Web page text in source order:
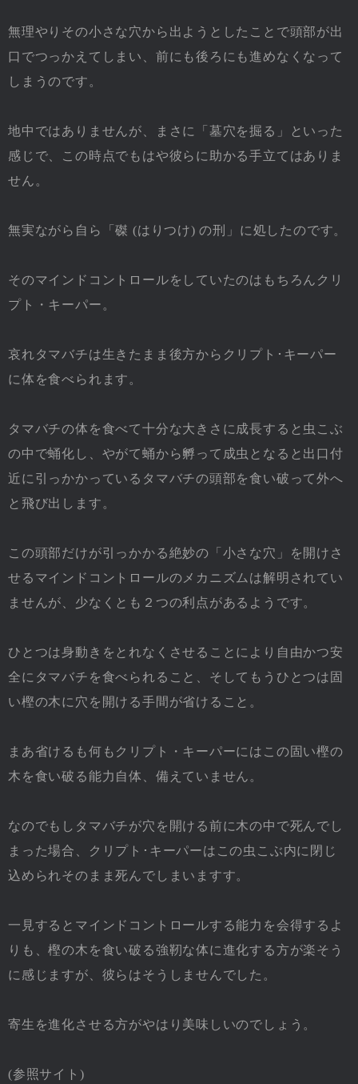
無理やりその小さな穴から出ようとしたことで頭部が出
口でつっかえてしまい、前にも後ろにも進めなくなって
しまうのです。
地中ではありませんが、まさに「墓穴を掘る」といった
感じで、この時点でもはや彼らに助かる手立てはありま
せん。
無実ながら自ら「磔 (はりつけ) の刑」に処したのです。
そのマインドコントロールをしていたのはもちろんクリ
プト・キーパー。
哀れタマバチは生きたまま後方からクリプト･キーパー
に体を食べられます。
タマバチの体を食べて十分な大きさに成長すると虫こぶ
の中で蛹化し、やがて蛹から孵って成虫となると出口付
近に引っかかっているタマバチの頭部を食い破って外へ
と飛び出します。
この頭部だけが引っかかる絶妙の「小さな穴」を開けさ
せるマインドコントロールのメカニズムは解明されてい
ませんが、少なくとも２つの利点があるようです。
ひとつは身動きをとれなくさせることにより自由かつ安
全にタマバチを食べられること、そしてもうひとつは固
い樫の木に穴を開ける手間が省けること。
まあ省けるも何もクリプト・キーパーにはこの固い樫の
木を食い破る能力自体、備えていません。
なのでもしタマバチが穴を開ける前に木の中で死んでし
まった場合、クリプト･キーパーはこの虫こぶ内に閉じ
込められそのまま死んでしまいますす。
一見するとマインドコントロールする能力を会得するよ
りも、樫の木を食い破る強靭な体に進化する方が楽そう
に感じますが、彼らはそうしませんでした。
寄生を進化させる方がやはり美味しいのでしょう。
(参照サイト)